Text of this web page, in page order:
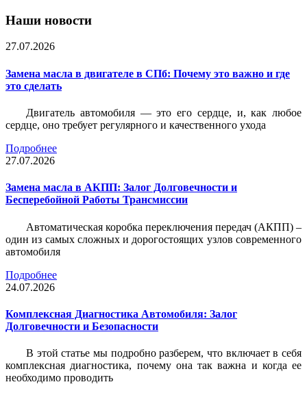
Наши новости
27.07.2026
Замена масла в двигателе в СПб: Почему это важно и где
это сделать
Двигатель автомобиля — это его сердце, и, как любое
сердце, оно требует регулярного и качественного ухода
Подробнее
27.07.2026
Замена масла в АКПП: Залог Долговечности и
Бесперебойной Работы Трансмиссии
Автоматическая коробка переключения передач (АКПП) –
один из самых сложных и дорогостоящих узлов современного
автомобиля
Подробнее
24.07.2026
Комплексная Диагностика Автомобиля: Залог
Долговечности и Безопасности
В этой статье мы подробно разберем, что включает в себя
комплексная диагностика, почему она так важна и когда ее
необходимо проводить